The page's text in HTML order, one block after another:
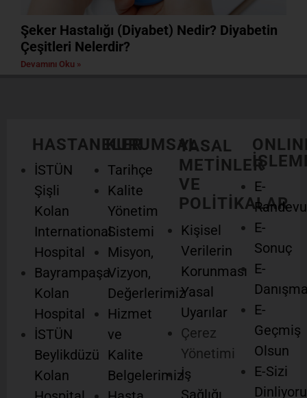
Şeker Hastalığı (Diyabet) Nedir? Diyabetin
Çeşitleri Nelerdir?
Devamını Oku »
HASTANELER
İSTÜN
Şişli
Kolan
International
Hospital
Bayrampaşa
Kolan
Hospital
İSTÜN
Beylikdüzü
Kolan
KURUMSAL
Tarihçe
Kalite
Yönetim
Sistemi
Misyon,
Vizyon,
Değerlerimiz
Hizmet
ve
Kalite
Belgelerimiz
YASAL
METİNLER
VE
POLİTİKALAR
Kişisel
Verilerin
Korunması
Yasal
Uyarılar
Çerez
Yönetimi
İş
Sağlığı
E-
Randevu
E-
Sonuç
E-
E-
Geçmiş
Olsun
E-Sizi